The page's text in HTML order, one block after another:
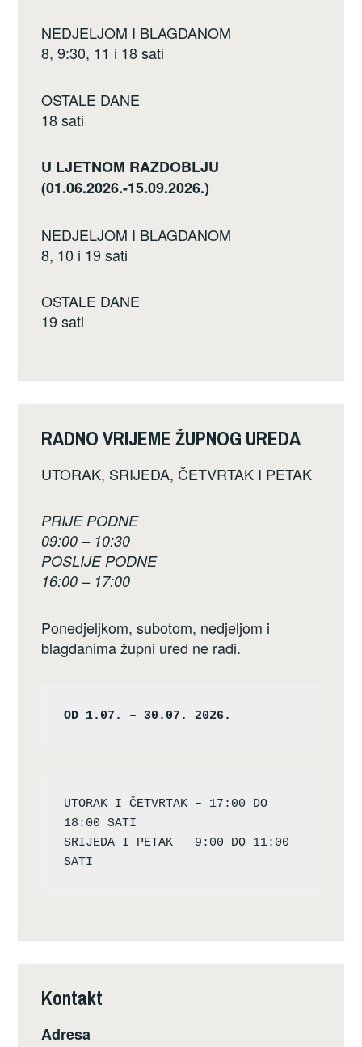
NEDJELJOM I BLAGDANOM
8, 9:30, 11 i 18 sati
OSTALE DANE
18 sati
U LJETNOM RAZDOBLJU
(01.06.2026.-15.09.2026.)
NEDJELJOM I BLAGDANOM
8, 10 i 19 sati
OSTALE DANE
19 sati
RADNO VRIJEME ŽUPNOG UREDA
UTORAK, SRIJEDA, ČETVRTAK I PETAK
PRIJE PODNE
09:00 – 10:30
POSLIJE PODNE
16:00 – 17:00
Ponedjeljkom, subotom, nedjeljom i
blagdanima župni ured ne radi.
OD 1.07. – 30.07. 2026.
UTORAK I ČETVRTAK – 17:00 DO
18:00 SATI
SRIJEDA I PETAK – 9:00 DO 11:00
Kontakt
Adresa